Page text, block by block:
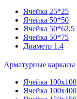
Ячейка 25*25
Ячейка 50*50
Ячейка 50*62,5
Ячейка 50*75
Диаметр 1.4
Арматурные каркасы
Ячейка 100х100
Ячейка 100х400